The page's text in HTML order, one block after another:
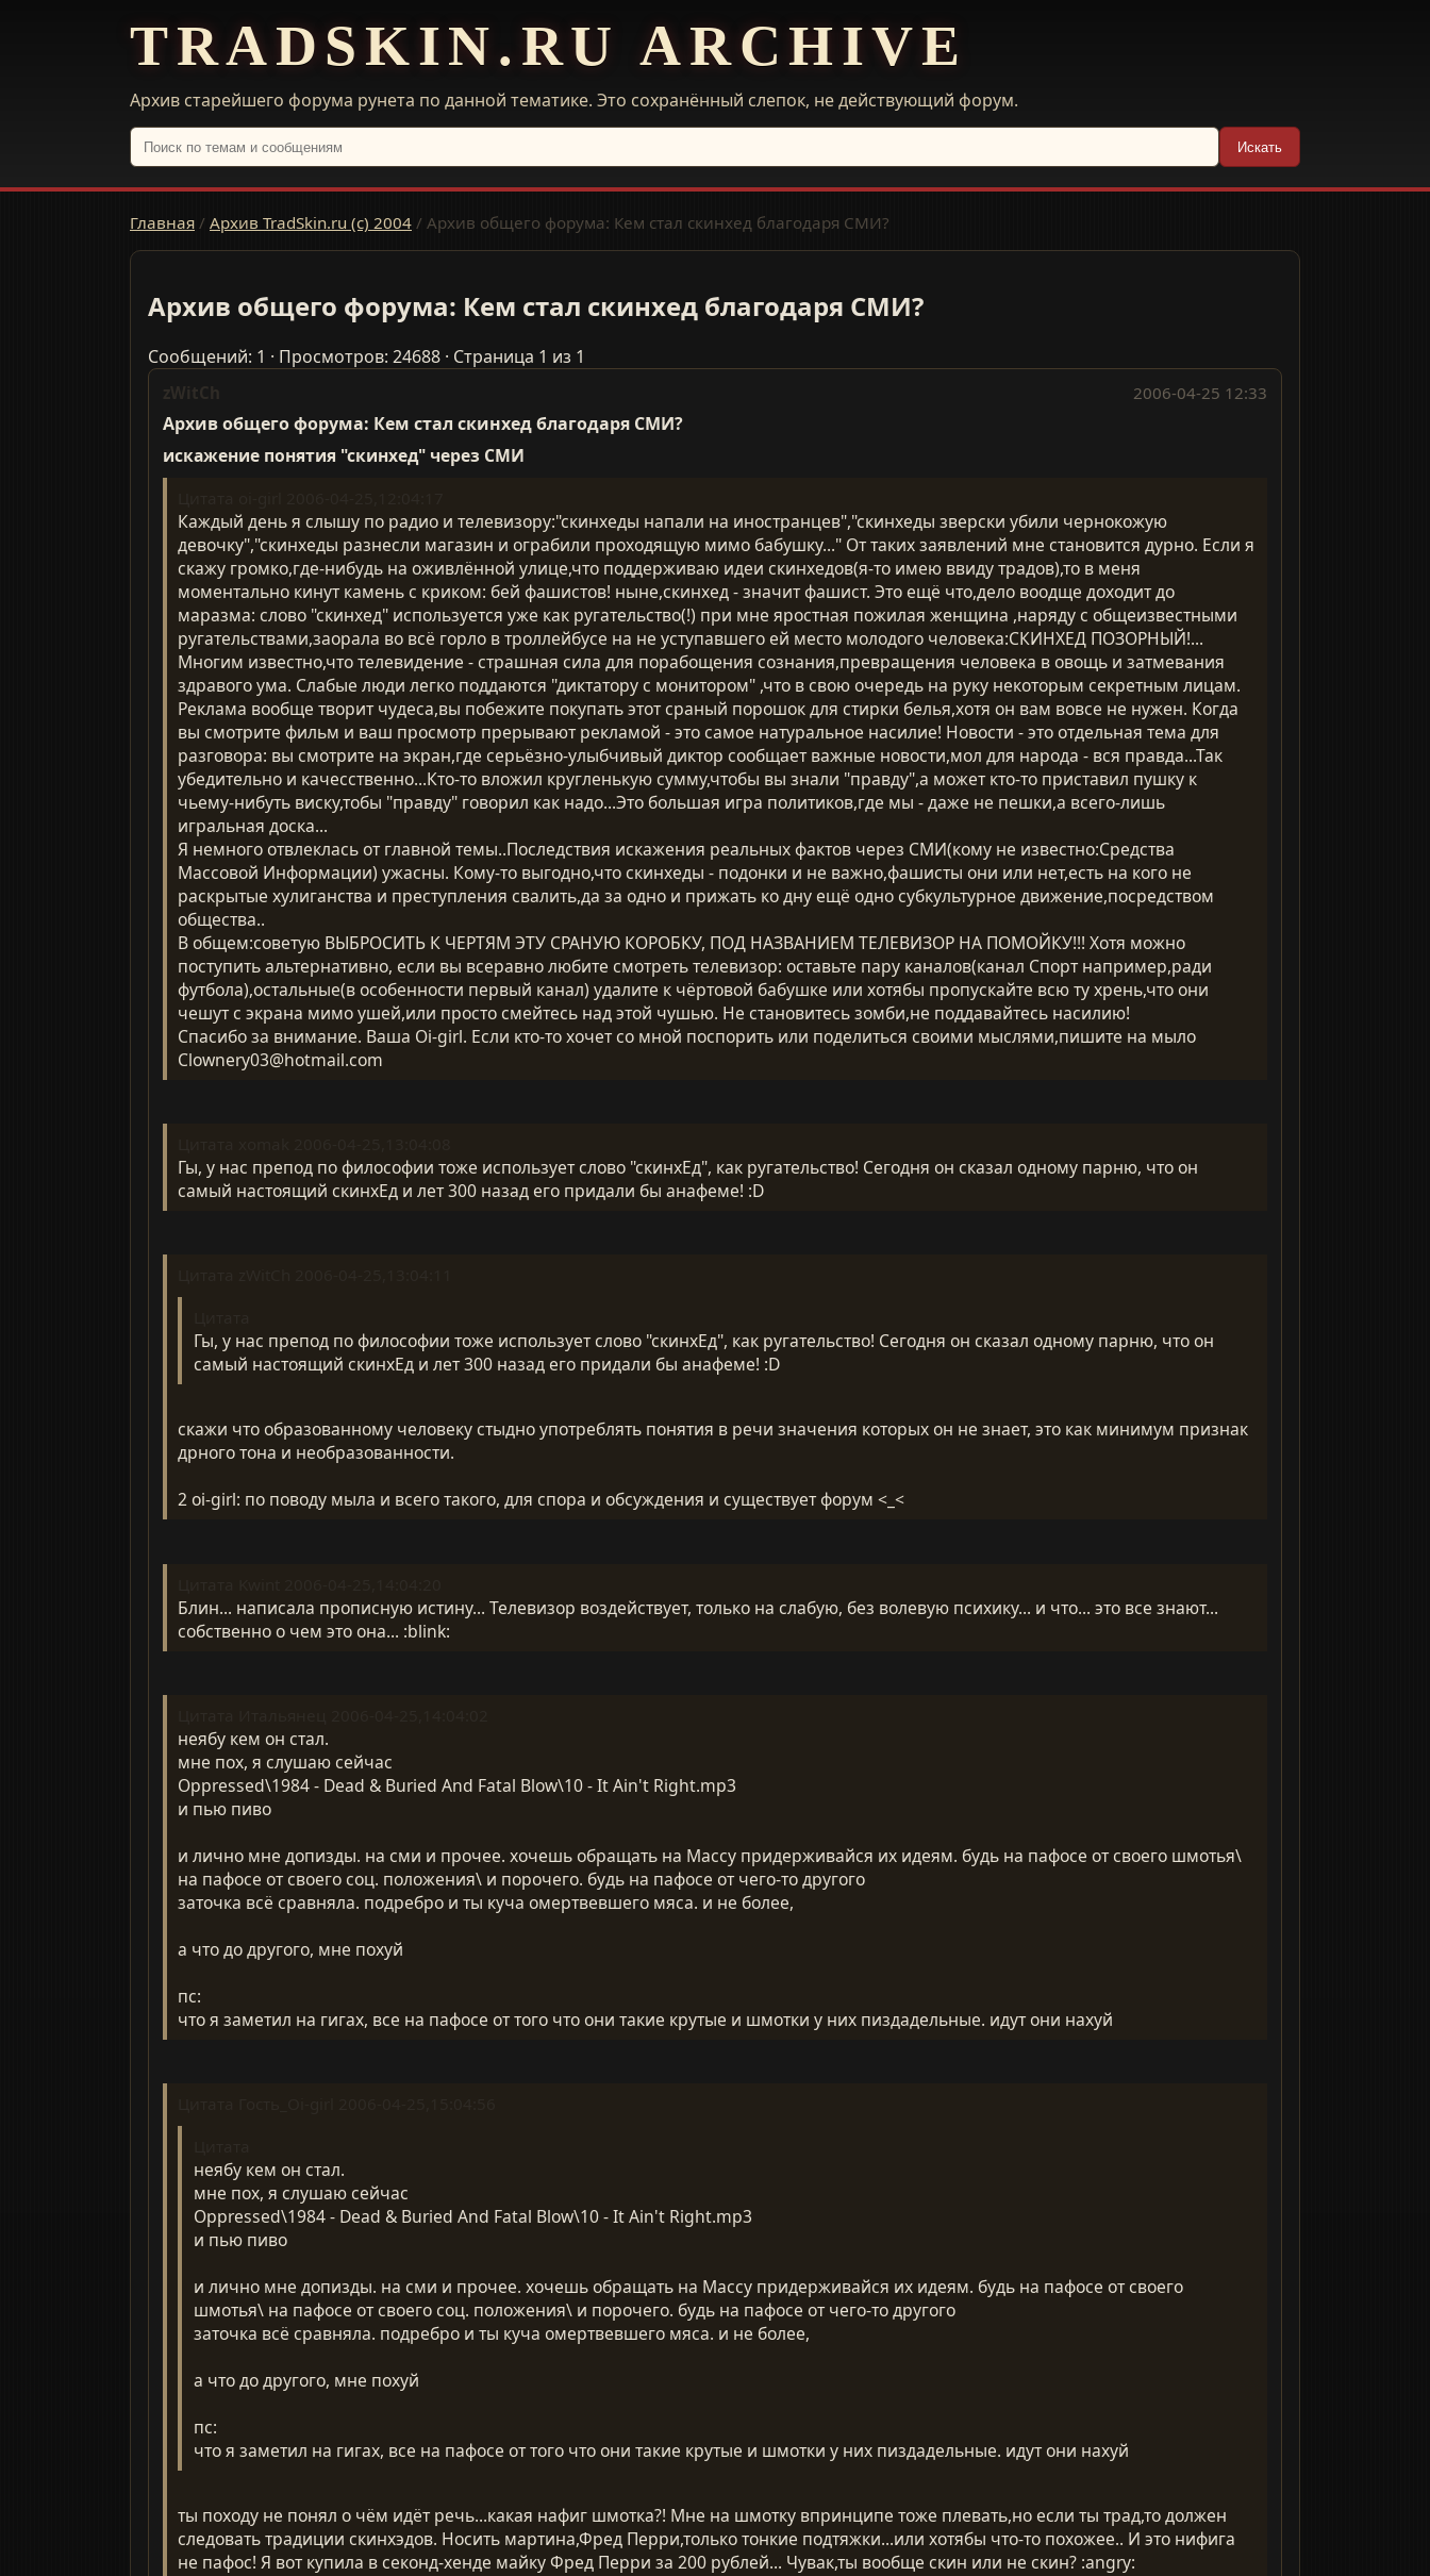
TRADSKIN.RU ARCHIVE
Архив старейшего форума рунета по данной тематике. Это сохранённый слепок, не действующий форум.
Искать
Главная / Архив TradSkin.ru (с) 2004 / Архив общего форума: Кем стал скинхед благодаря СМИ?
Архив общего форума: Кем стал скинхед благодаря СМИ?
Сообщений: 1 · Просмотров: 24688 · Страница 1 из 1
zWitCh 2006-04-25 12:33
Архив общего форума: Кем стал скинхед благодаря СМИ?
искажение понятия "скинхед" через СМИ
Каждый день я слышу по радио и телевизору:"скинхеды напали на иностранцев","скинхеды зверски убили чернокожую
девочку","скинхеды разнесли магазин и ограбили проходящую мимо бабушку..." От таких заявлений мне становится дурно. Если я
скажу громко,где-нибудь на оживлённой улице,что поддерживаю идеи скинхедов(я-то имею ввиду традов),то в меня
моментально кинут камень с криком: бей фашистов! ныне,скинхед - значит фашист. Это ещё что,дело воодще доходит до
маразма: слово "скинхед" используется уже как ругательство(!) при мне яростная пожилая женщина ,наряду с общеизвестными
ругательствами,заорала во всё горло в троллейбусе на не уступавшего ей место молодого человека:СКИНХЕД ПОЗОРНЫЙ!...
Многим известно,что телевидение - страшная сила для порабощения сознания,превращения человека в овощь и затмевания
здравого ума. Слабые люди легко поддаются "диктатору с монитором" ,что в свою очередь на руку некоторым секретным лицам.
Реклама вообще творит чудеса,вы побежите покупать этот сраный порошок для стирки белья,хотя он вам вовсе не нужен. Когда
вы смотрите фильм и ваш просмотр прерывают рекламой - это самое натуральное насилие! Новости - это отдельная тема для
разговора: вы смотрите на экран,где серьёзно-улыбчивый диктор сообщает важные новости,мол для народа - вся правда...Так
убедительно и качесственно...Кто-то вложил кругленькую сумму,чтобы вы знали "правду",а может кто-то приставил пушку к
чьему-нибуть виску,тобы "правду" говорил как надо...Это большая игра политиков,где мы - даже не пешки,а всего-лишь
игральная доска...
Я немного отвлеклась от главной темы..Последствия искажения реальных фактов через СМИ(кому не известно:Средства
Массовой Информации) ужасны. Кому-то выгодно,что скинхеды - подонки и не важно,фашисты они или нет,есть на кого не
раскрытые хулиганства и преступления свалить,да за одно и прижать ко дну ещё одно субкультурное движение,посредством
общества..
В общем:советую ВЫБРОСИТЬ К ЧЕРТЯМ ЭТУ СРАНУЮ КОРОБКУ, ПОД НАЗВАНИЕМ ТЕЛЕВИЗОР НА ПОМОЙКУ!!! Хотя можно
поступить альтернативно, если вы всеравно любите смотреть телевизор: оставьте пару каналов(канал Спорт например,ради
футбола),остальные(в особенности первый канал) удалите к чёртовой бабушке или хотябы пропускайте всю ту хрень,что они
чешут с экрана мимо ушей,или просто смейтесь над этой чушью. Не становитесь зомби,не поддавайтесь насилию!
Спасибо за внимание. Ваша Oi-girl. Если кто-то хочет со мной поспорить или поделиться своими мыслями,пишите на мыло
Clownery03@hotmail.com
Гы, у нас препод по философии тоже использует слово "скинхЕд", как ругательство! Сегодня он сказал одному парню, что он
самый настоящий скинхЕд и лет 300 назад его придали бы анафеме! :D
Гы, у нас препод по философии тоже использует слово "скинхЕд", как ругательство! Сегодня он сказал одному парню, что он
самый настоящий скинхЕд и лет 300 назад его придали бы анафеме! :D
скажи что образованному человеку стыдно употреблять понятия в речи значения которых он не знает, это как минимум признак
дрного тона и необразованности.
2 oi-girl: по поводу мыла и всего такого, для спора и обсуждения и существует форум <_<
Блин... написала прописную истину... Телевизор воздействует, только на слабую, без волевую психику... и что... это все знают...
собственно о чем это она... :blink:
неябу кем он стал.
мне пох, я слушаю сейчас
Oppressed\1984 - Dead & Buried And Fatal Blow\10 - It Ain't Right.mp3
и пью пиво
и лично мне допизды. на сми и прочее. хочешь обращать на Массу придерживайся их идеям. будь на пафосе от своего шмотья\
на пафосе от своего соц. положения\ и порочего. будь на пафосе от чего-то другого
заточка всё сравняла. подребро и ты куча омертвевшего мяса. и не более,
а что до другого, мне похуй
пс:
что я заметил на гигах, все на пафосе от того что они такие крутые и шмотки у них пиздадельные. идут они нахуй
неябу кем он стал.
мне пох, я слушаю сейчас
Oppressed\1984 - Dead & Buried And Fatal Blow\10 - It Ain't Right.mp3
и пью пиво
и лично мне допизды. на сми и прочее. хочешь обращать на Массу придерживайся их идеям. будь на пафосе от своего
шмотья\ на пафосе от своего соц. положения\ и порочего. будь на пафосе от чего-то другого
заточка всё сравняла. подребро и ты куча омертвевшего мяса. и не более,
а что до другого, мне похуй
пс:
что я заметил на гигах, все на пафосе от того что они такие крутые и шмотки у них пиздадельные. идут они нахуй
ты походу не понял о чём идёт речь...какая нафиг шмотка?! Мне на шмотку впринципе тоже плевать,но если ты трад,то должен
следовать традиции скинхэдов. Носить мартина,Фред Перри,только тонкие подтяжки...или хотябы что-то похожее.. И это нифига
не пафос! Я вот купила в секонд-хенде майку Фред Перри за 200 рублей... Чувак,ты вообще скин или не скин? :angry: